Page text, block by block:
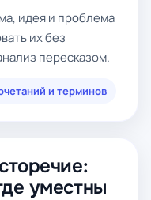
идея и проблема
их без
пересказом.
и терминов
уместны